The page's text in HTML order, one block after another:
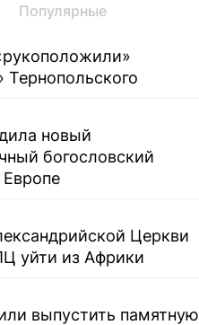
Популярные
Тернопольского
новый
богословский
Европе
Церкви
уйти из Африки
выпустить памятную